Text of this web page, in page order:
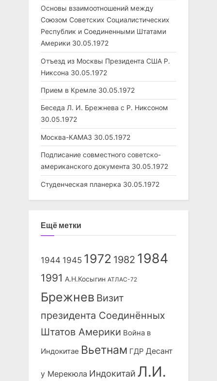
Основы взаимоотношений между
Союзом Советских Социалистических
Республик и Соединенными Штатами
Америки 30.05.1972
Отъезд из Москвы Президента США Р.
Никсона 30.05.1972
Прием в Кремле 30.05.1972
Беседа Л. И. Брежнева с Р. Никсоном
30.05.1972
Москва-КАМАЗ 30.05.1972
Подписание совместного советско-
американского документа 30.05.1972
Студенческая планерка 30.05.1972
Ещё метки
1944 1945 1972 1982 1984
1991 А.Н.Косыгин АТЛАС-72
Брежнев Визит
президента Соединённых
Штатов Америки Война в
Индокитае Вьетнам ГДР Десант
у Мерекюла Индокитай Л.И.